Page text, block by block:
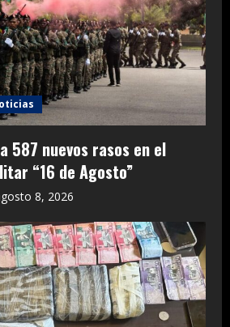
587 nuevos rasos en el
“16 de Agosto”
8, 2026